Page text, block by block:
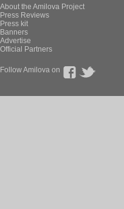
About the Amilova Project
Press Reviews
Press kit
Banners
Advertise
Official Partners
Follow Amilova on